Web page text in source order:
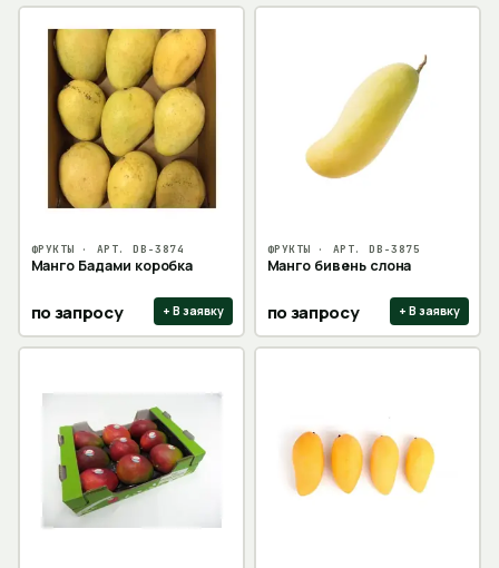
ФРУКТЫ · АРТ.DB-3874
Манго Бадами коробка
по запросу + В заявку
ФРУКТЫ · АРТ.DB-3875
Манго бивень слона
по запросу + В заявку